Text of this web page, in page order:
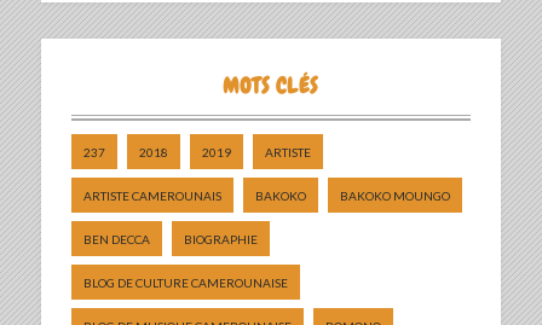
MOTS CLÉS
237 2018 2019 ARTISTE
ARTISTE CAMEROUNAIS BAKOKO BAKOKO MOUNGO
BEN DECCA BIOGRAPHIE
BLOG DE CULTURE CAMEROUNAISE